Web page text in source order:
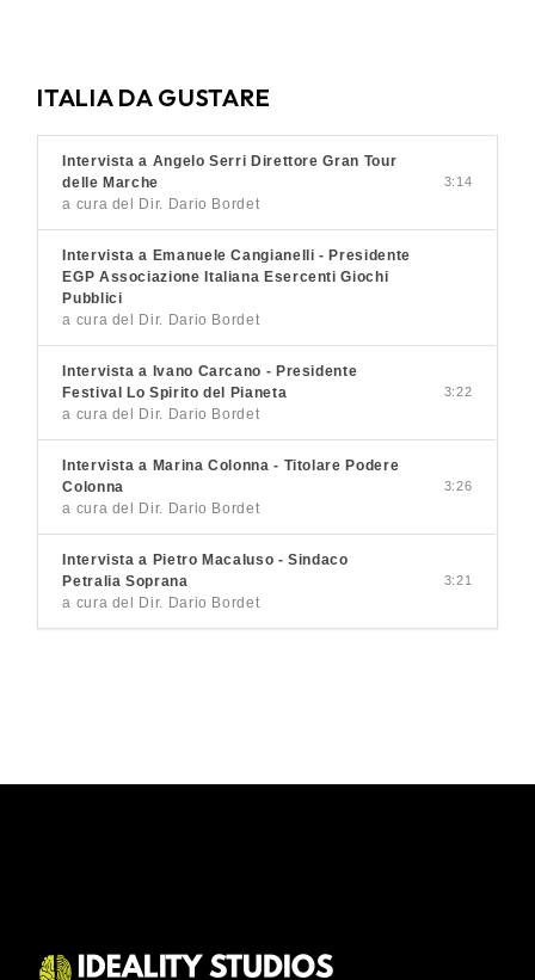
ITALIA DA GUSTARE
Intervista a Angelo Serri Direttore Gran Tour
delle Marche
a cura del Dir. Dario Bordet
3:14
Intervista a Emanuele Cangianelli - Presidente
EGP Associazione Italiana Esercenti Giochi
Pubblici
a cura del Dir. Dario Bordet
Intervista a Ivano Carcano - Presidente
Festival Lo Spirito del Pianeta
a cura del Dir. Dario Bordet
3:22
Intervista a Marina Colonna - Titolare Podere
Colonna
a cura del Dir. Dario Bordet
3:26
Intervista a Pietro Macaluso - Sindaco
Petralia Soprana
a cura del Dir. Dario Bordet
3:21